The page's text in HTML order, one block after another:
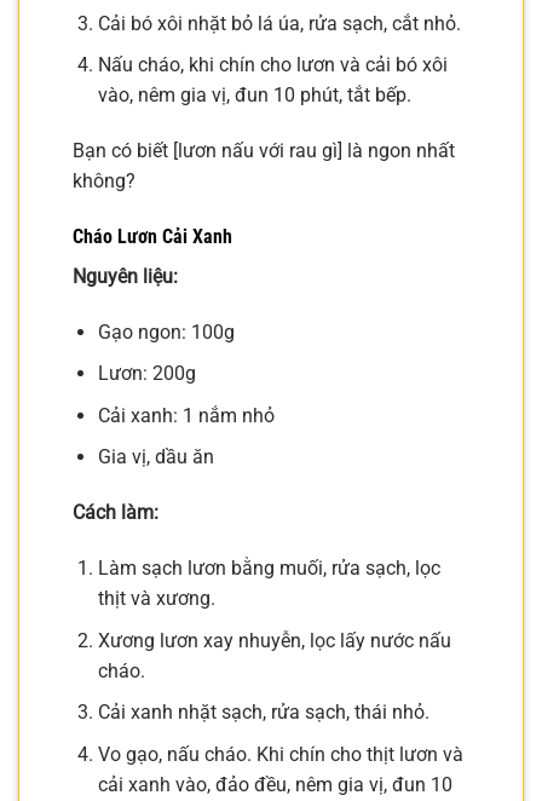
Cải bó xôi nhặt bỏ lá úa, rửa sạch, cắt nhỏ.
Nấu cháo, khi chín cho lươn và cải bó xôi
vào, nêm gia vị, đun 10 phút, tắt bếp.
Bạn có biết [lươn nấu với rau gì] là ngon nhất
không?
Cháo Lươn Cải Xanh
Nguyên liệu:
Gạo ngon: 100g
Lươn: 200g
Cải xanh: 1 nắm nhỏ
Gia vị, dầu ăn
Cách làm:
Làm sạch lươn bằng muối, rửa sạch, lọc
thịt và xương.
Xương lươn xay nhuyễn, lọc lấy nước nấu
cháo.
Cải xanh nhặt sạch, rửa sạch, thái nhỏ.
Vo gạo, nấu cháo. Khi chín cho thịt lươn và
cải xanh vào, đảo đều, nêm gia vị, đun 10